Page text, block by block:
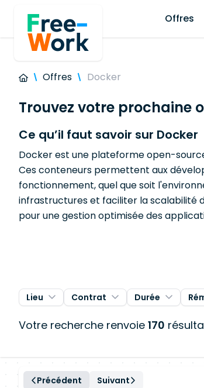
Offres
Offres Docker
Trouvez votre prochaine
Ce qu’il faut savoir sur Docker
Docker est une plateforme open-
Ces conteneurs permettent aux
fonctionnement, quel que soit
infrastructures et faciliter la scalabilité
pour une gestion optimisée des
Lieu Contrat Durée
Votre recherche renvoie 170
Précédent Suivant